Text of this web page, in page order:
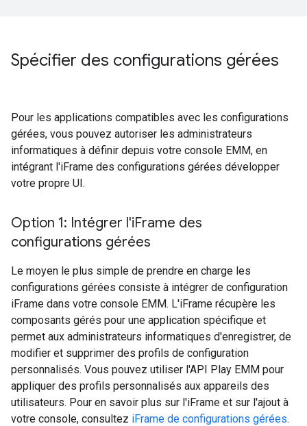
Spécifier des configurations gérées
Pour les applications compatibles avec les configurations
gérées, vous pouvez autoriser les administrateurs
informatiques à définir depuis votre console EMM, en
intégrant l'iFrame des configurations gérées développer
votre propre UI.
Option 1: Intégrer l'iFrame des
configurations gérées
Le moyen le plus simple de prendre en charge les
configurations gérées consiste à intégrer de configuration
iFrame dans votre console EMM. L'iFrame récupère les
composants gérés pour une application spécifique et
permet aux administrateurs informatiques d'enregistrer, de
modifier et supprimer des profils de configuration
personnalisés. Vous pouvez utiliser l'API Play EMM pour
appliquer des profils personnalisés aux appareils des
utilisateurs. Pour en savoir plus sur l'iFrame et sur l'ajout à
votre console, consultez iFrame de configurations gérées.